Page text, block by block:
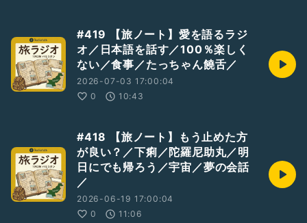
https://amzn.to/3qdhdGt
↑ワイルドなレシピ本
・深夜特急
https://amzn.to/39jysxz
↑バックパッカーのバイブル
https://amzn.to/2LW9Tx1
◇ツイッター
・たっちゃん
https://twitter.com/hitomishiri2017
#419 【旅ノート】愛を語るラジ
オ／日本語を話す／100％楽しく
ない／食事／たっちゃん饒舌／
2026-07-03 17:00:04
0
10:43
#418 【旅ノート】もう止めた方
が良い？／下痢／陀羅尼助丸／明
日にでも帰ろう／宇宙／夢の会話
／
2026-06-19 17:00:04
0
11:06